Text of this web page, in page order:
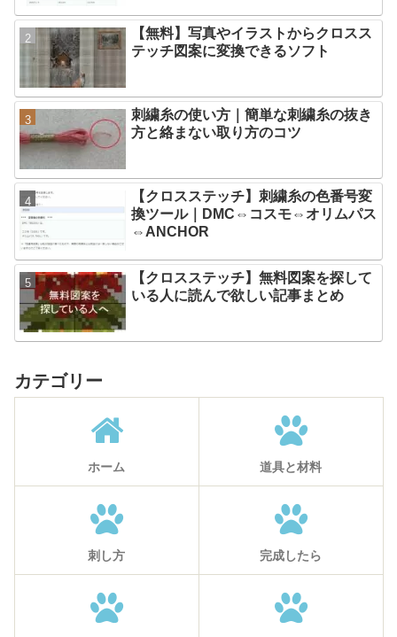
【無料】写真やイラストからクロスス
テッチ図案に変換できるソフト
刺繍糸の使い方｜簡単な刺繍糸の抜き
方と絡まない取り方のコツ
【クロスステッチ】刺繍糸の色番号変
換ツール｜DMC⇔コスモ⇔オリムパス
⇔ANCHOR
【クロスステッチ】無料図案を探して
いる人に読んで欲しい記事まとめ
カテゴリー
ホーム 道具と材料
刺し方 完成したら